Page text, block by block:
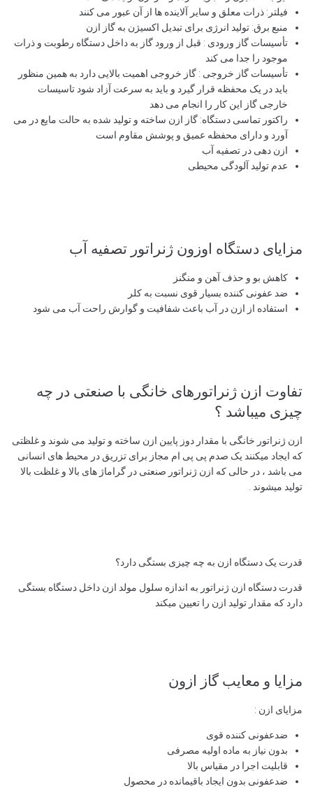
فیلتر: ذرات معلق و سایر آلاینده ها از آن عبور می کنند
منبع برق: تولید انرژی برای تبدیل اکسیژن به گاز ازن
تأسیسات گاز ورودی : قبل از ورود گاز به داخل دستگاه رطوبت و ذرات
موجود را جدا می کند
تأسیسات گاز خروجی : گاز خروجی اهمیت بالایی دارد به همین منظور
باید در یک محفظه قرار گیرد و باید به سرعت آزاد شود تاسیسات
خارجی گاز این کار را انجام می دهد
راکتور تماسی دستگاه: گاز ازن ساخته و تولید شده به حالت مایع در می
آورد و دارای محفظه عمیق و پوشش مقاوم است
ازن دهی در تصفیه آب
عدم تولید آلودگی محیطی
مزایای دستگاه اوزون ژنراتور تصفیه آب
کاهش بو و حذف آهن و منگنز
ضد عفونی کننده بسیار قوی نسبت به کلر
استفاده از ازن در آب باعث شفافیت و گوارش راحت آب می شود
تفاوت ازن ژنراتورهای خانگی با صنعتی در چه
چیزی میباشد ؟
ازن ژنراتور خانگی با مقدار دوز پایین ازن ساخته و تولید می شوند و غلظتی
که ایجاد میکنند یک صدم پی پی ام مجاز برای تزریق در محیط های انسانی
می باشد ، در حالی که ازن ژنراتور صنعتی در گراماژ های بالا و غلظت بالا
تولید میشوند .
قدرت یک دستگاه ازن به چه چیزی بستگی دارد؟
قدرت دستگاه ازن ژنراتور به اندازه سلول مولد ازن داخل دستگاه بستگی
دارد که مقدار تولید ازن را تعیین میکند
مزایا و معایب گاز ازون
مزایای ازن :
ضدعفونی کننده قوی
بدون نیاز به ماده اولیه مصرفی
قابلیت اجرا در مقیاس بالا
ضدعفونی بدون ایجاد باقیمانده در محصول